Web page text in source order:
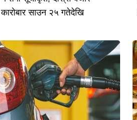
कारोबार साउन २५ गतेदेखि